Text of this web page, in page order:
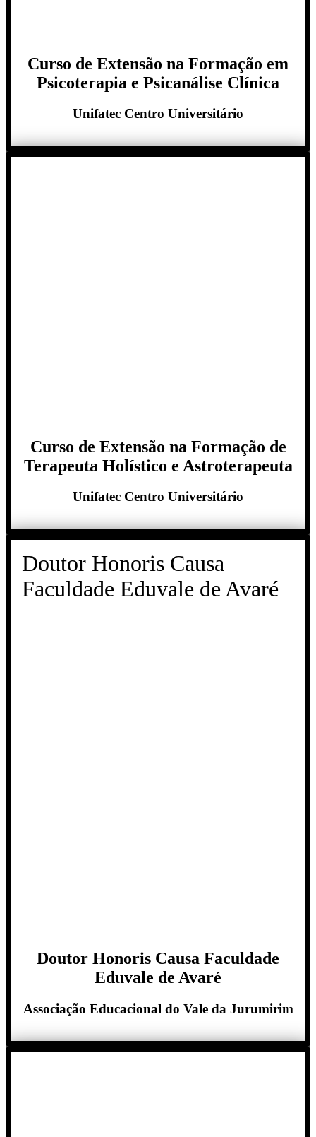
Curso de Extensão na Formação em
Psicoterapia e Psicanálise Clínica
Unifatec Centro Universitário
Curso de Extensão na Formação de
Terapeuta Holístico e Astroterapeuta
Unifatec Centro Universitário
Doutor Honoris Causa
Faculdade Eduvale de Avaré
Doutor Honoris Causa Faculdade
Eduvale de Avaré
Associação Educacional do Vale da Jurumirim